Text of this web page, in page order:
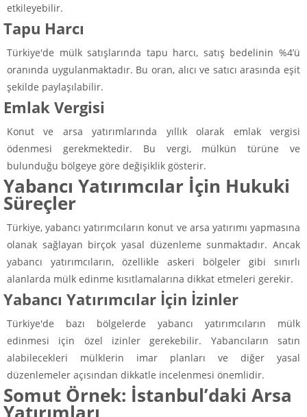
etkileyebilir.
Tapu Harcı
Türkiye'de mülk satışlarında tapu harcı, satış bedelinin %4’ü
oranında uygulanmaktadır. Bu oran, alıcı ve satıcı arasında eşit
şekilde paylaşılabilir.
Emlak Vergisi
Konut ve arsa yatırımlarında yıllık olarak emlak vergisi
ödenmesi gerekmektedir. Bu vergi, mülkün türüne ve
bulunduğu bölgeye göre değişiklik gösterir.
Yabancı Yatırımcılar İçin Hukuki
Süreçler
Türkiye, yabancı yatırımcıların konut ve arsa yatırımı yapmasına
olanak sağlayan birçok yasal düzenleme sunmaktadır. Ancak
yabancı yatırımcıların, özellikle askeri bölgeler gibi sınırlı
alanlarda mülk edinme kısıtlamalarına dikkat etmeleri gerekir.
Yabancı Yatırımcılar İçin İzinler
Türkiye'de bazı bölgelerde yabancı yatırımcıların mülk
edinmesi için özel izinler gerekebilir. Yabancıların satın
alabilecekleri mülklerin imar planları ve diğer yasal
düzenlemeler açısından dikkatle incelenmesi önemlidir.
Somut Örnek: İstanbul’daki Arsa
Yatırımları